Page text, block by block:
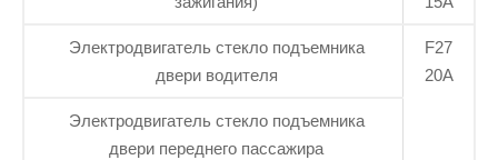
Электродвигатель стекло подъемника
двери водителя
F27
20А
Электродвигатель стекло подъемника
двери переднего пассажира